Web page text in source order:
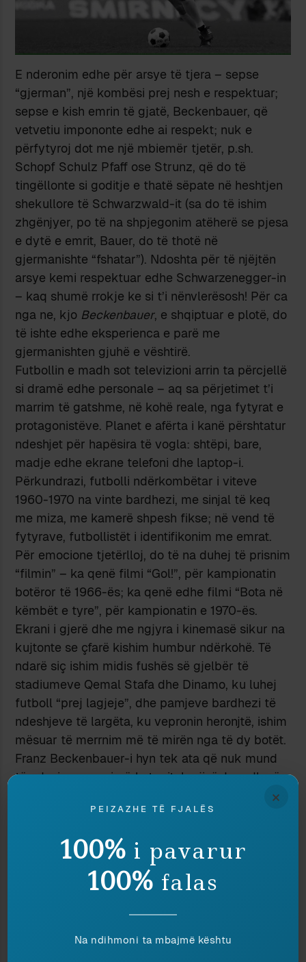
E nderonim edhe për arsye të tjera – sepse
“gjerman”, një kombësi prej nesh e respektuar;
sepse e kish emrin të gjatë, Beckenbauer, që
vetvetiu impononte edhe ai respekt; nuk e
përfytyroj dot me një mbiemër tjetër, p.sh.
Schopf Schulz Pfaff ose Strunz, që do të
tingëllonte si goditje e thatë sëpate në heshtjen
shekullore të Schwarzwald-it (sa do të ishim
zhgënjyer, po të na shpjegonim atëherë se pjesa
e dytë e emrit, Bauer, do të thotë në
gjermanishte “fshatar”). Ndoshta për të njëjtën
arsye kemi respektuar edhe Schwarzenegger-in
– kaq shumë rrokje ke si t’i nënvlerësosh! Për ca
nga ne, kjo Beckenbauer, e shqiptuar e plotë, do
të ishte edhe eksperienca e parë me
gjermanishten gjuhë e vështirë.
Futbollin e madh sot televizioni arrin ta përcjellë
si dramë edhe personale – aq sa përjetimet t’i
marrim të gatshme, në kohë reale, nga fytyrat e
protagonistëve. Planet e afërta i kanë përshtatur
ndeshjet për hapësira të vogla: shtëpi, bare,
madje edhe ekrane telefoni dhe laptop-i.
Përkundrazi, futbolli ndërkombëtar i viteve
1960-1970 na vinte bardhezi, me sinjal të keq
me miza, me kamerë shpesh fikse; në vend të
fytyrave, futbollistët i identifikonim me emrat.
Për emocione tjetërlloj, do të na duhej të prisnim
“filmin” – ka qenë filmi “Gol!”, për kampionatin
botëror të 1966-ës; ka qenë edhe filmi “Bota në
këmbët e tyre”, për kampionatin e 1970-ës.
Ekrani i gjerë dhe me ngjyra i kinemasë sikur na
kujtonte se çfarë kishim humbur ndërkohë. Të
ndarë siç ishim midis fushës së gjelbër të
stadiumeve Qemal Stafa dhe Dinamo, ku luhej
futboll “prej lagjeje”, dhe pamjeve bardhezi të
ndeshjeve të largëta, ku vepronin heronjtë, ishim
mësuar të merrnim më të mirën nga të dy botët.
Franz Beckenbauer-i hyn tek ata që nuk mund
të vdesin: sepse i përket mitologjisë. I madh në
botës) që nxirrte pak të mëdhenj; sportist që me
sukses; nga të paktët që e sillte shkëlqimin me
vete në stadium, edhe kur luante keq. Për brezin
tim, edhe lojtari që na mësoi virtytin e futbollit,
vogla, bardhezi, dhe kurrë në plane të para.
×
PEIZAZHE TË FJALËS
100% i pavarur
100% falas
Na ndihmoni ta mbajmë kështu